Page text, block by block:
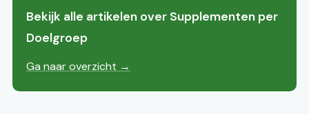
Bekijk alle artikelen over Supplementen per
Doelgroep
Ga naar overzicht →